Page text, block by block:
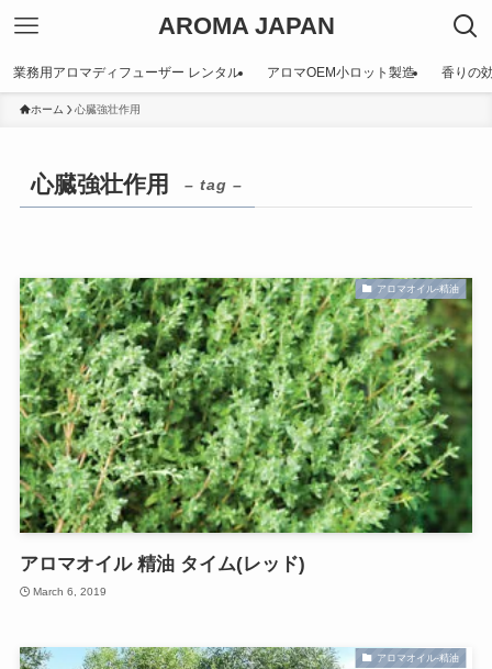
AROMA JAPAN
業務用アロマディフューザー レンタル アロマOEM小ロット製造 香りの
ホーム 心臓強壮作用
心臓強壮作用 – tag –
アロマオイル-精油
アロマオイル 精油 タイム(レッド)
March 6, 2019
アロマオイル-精油